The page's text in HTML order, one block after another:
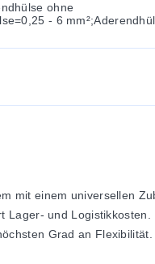
ohne
- 6
mit einem universellen
und
Grad an Flexibilität.